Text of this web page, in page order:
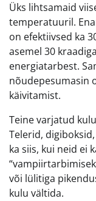
Üks lihtsamaid
temperatuuril.
on efektiivsed ka
asemel 30
energiatarbest.
nõudepesumasin
käivitamist.
Teine varjatud
Telerid,
ka siis, kui neid ei
või lülitiga
kulu vältida.